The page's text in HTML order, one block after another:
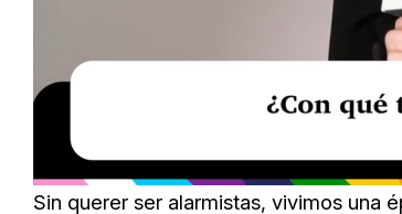
39.56%
Sin querer ser alarmistas, vivimos una